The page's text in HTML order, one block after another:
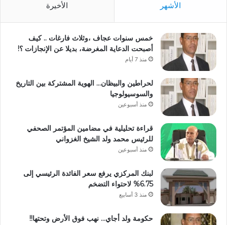
الأشهر الأخيرة
خمس سنوات عجاف ،وثلاث فارغات .. كيف
أصبحت الدعاية المغرضة، بديلا عن الإنجازات ؟!
منذ 7 أيام
لحراطين والبيظان… الهوية المشتركة بين التاريخ
والسوسيولوجيا
منذ أسبوعين
قراءة تحليلية في مضامين المؤتمر الصحفي
للرئيس محمد ولد الشيخ الغزواني
منذ أسبوعين
لبنك المركزي يرفع سعر الفائدة الرئيسي إلى
6.75% لاحتواء التضخم
منذ 3 أسابيع
حكومة ولد أجاي… نهب فوق الأرض وتحتها!!